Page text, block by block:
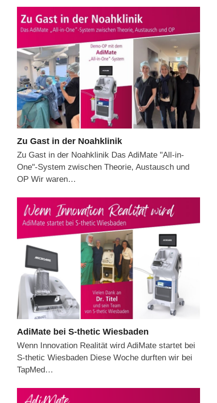
Zu Gast in der Noahklinik
Zu Gast in der Noahklinik Das AdiMate "All-in-
One"-System zwischen Theorie, Austausch und
OP Wir waren…
AdiMate bei S-thetic Wiesbaden
Wenn Innovation Realität wird AdiMate startet bei
S-thetic Wiesbaden Diese Woche durften wir bei
TapMed…